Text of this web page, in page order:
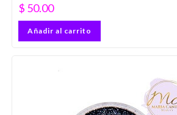
$ 50.00
Añadir al carrito